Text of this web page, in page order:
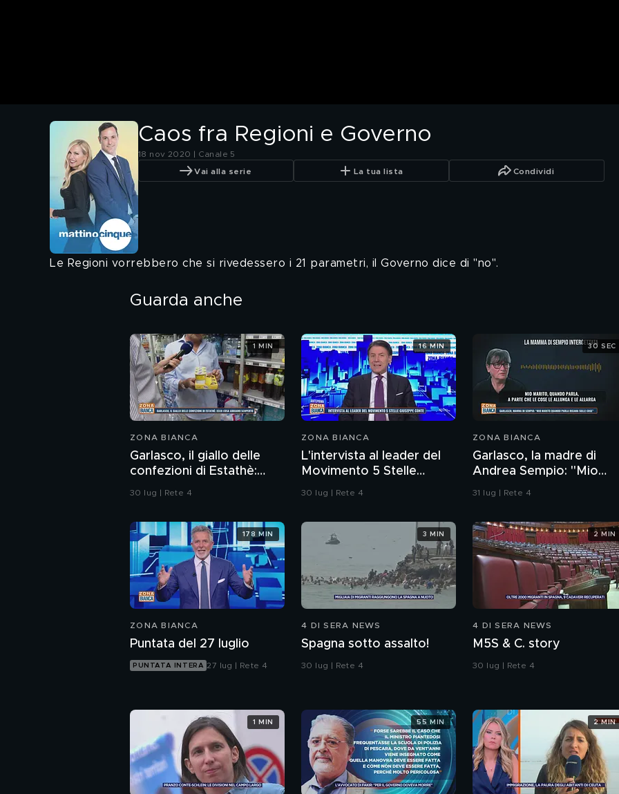
Caos fra Regioni e Governo
18 nov 2020 | Canale 5
Vai alla serie La tua lista Condividi
Le Regioni vorrebbero che si rivedessero i 21 parametri, il Governo dice di "no".
Guarda anche
ZONA BIANCA
Garlasco, il giallo delle
confezioni di Estathè:
ecco cosa abbiamo
30 lug | Rete 4
1 MIN
ZONA BIANCA
L'intervista al leader del
Movimento 5 Stelle
Giuseppe Conte
30 lug | Rete 4
16 MIN
ZONA BIANCA
Garlasco, la madre di
Andrea Sempio: "Mio
marito quando parla
31 lug | Rete 4
30 SEC
ZONA BIANCA
Puntata del 27 luglio
PUNTATA INTERA 27 lug | Rete 4
178 MIN
4 DI SERA NEWS
Spagna sotto assalto!
30 lug | Rete 4
3 MIN
4 DI SERA NEWS
M5S & C. story
30 lug | Rete 4
2 MIN
1 MIN 55 MIN 2 MIN